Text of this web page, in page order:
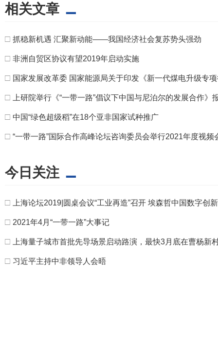
相关文章
□ 抓稳新机遇 汇聚新动能——我国经济社会复苏势头强劲
□ 非洲自贸区协议有望2019年启动实施
□ 国家发展改革委 国家能源局关于印发《新一代煤电升级专
□ 上研院举行《“一带一路”倡议下中国与尼泊尔的发展合作》
□ 中国“绿色超级稻”在18个亚非国家试种推广
□ “一带一路”国际合作高峰论坛咨询委员会举行2021年度视频
今日关注
□ 上海论坛2019|圆桌会议“工业再造”召开 埃森哲中国数字创
□ 2021年4月“一带一路”大事记
□ 上海量子城市首批先导场景启动路演，最快3月底在曹杨新
□ 习近平主持中非领导人会晤